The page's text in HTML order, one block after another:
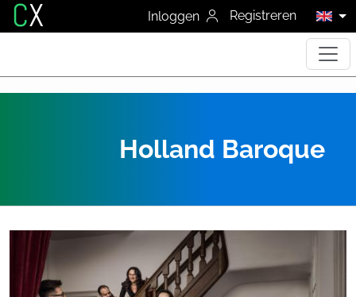
CX Inloggen Registreren
Holland Baroque